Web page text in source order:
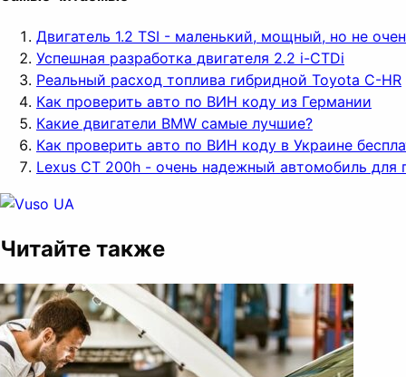
Двигатель 1.2 TSI - маленький, мощный, но не
Успешная разработка двигателя 2.2 i-CTDi
Реальный расход топлива гибридной Toyota C-HR
Как проверить авто по ВИН коду из Германии
Какие двигатели BMW самые лучшие?
Как проверить авто по ВИН коду в Украине
Lexus CT 200h - очень надежный автомобиль для
Читайте также